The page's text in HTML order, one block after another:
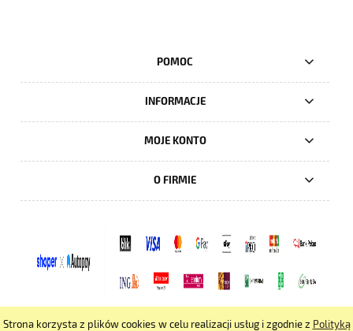
Strona korzysta z plików cookies w celu realizacji usług i zgodnie z Polityką
POMOC
INFORMACJE
MOJE KONTO
O FIRMIE